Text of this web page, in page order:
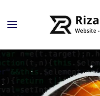
Skip to main content